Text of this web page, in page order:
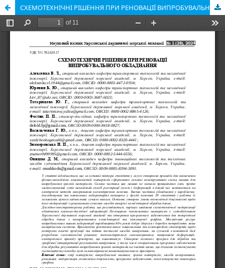
СХЕМОТЕХНІЧНІ РІШЕННЯ ПРИ РЕНОВАЦІЇ ВИПРОБУВАЛЬНОГО ОБЛАДНАННЯ